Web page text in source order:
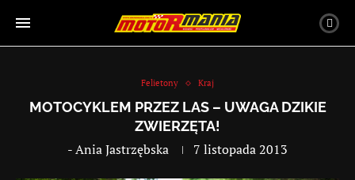
Felietony Kraj
MOTOCYKLEM PRZEZ LAS – UWAGA DZIKIE
ZWIERZĘTA!
-Ania Jastrzębska 7 listopada 2013